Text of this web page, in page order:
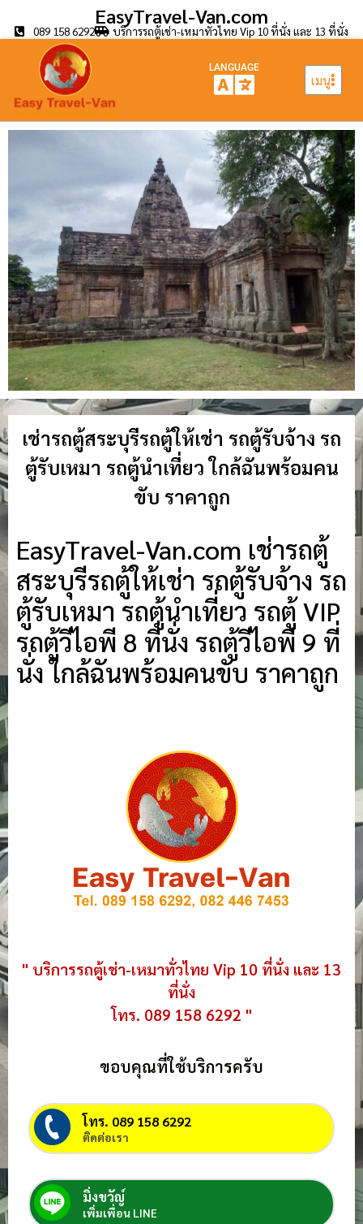
EasyTravel-Van.com
089 158 6292 บริการรถตู้เช่า-เหมาทั่วไทย Vip 10 ที่นั่ง และ 13 ที่นั่ง
เมนู
LANGUAGE
เช่ารถตู้สระบุรีรถตู้ให้เช่า รถตู้รับจ้าง รถ
ตู้รับเหมา รถตู้นำเที่ยว ใกล้ฉันพร้อมคน
ขับ ราคาถูก
EasyTravel-Van.com เช่ารถตู้
สระบุรีรถตู้ให้เช่า รถตู้รับจ้าง รถ
ตู้รับเหมา รถตู้นำเที่ยว รถตู้ VIP
รถตู้วีไอพี 8 ที่นั่ง รถตู้วีไอพี 9 ที่
นั่ง ใกล้ฉันพร้อมคนขับ ราคาถูก
" บริการรถตู้เช่า-เหมาทั่วไทย Vip 10 ที่นั่ง และ 13
ที่นั่ง
โทร. 089 158 6292 "
ขอบคุณที่ใช้บริการครับ
โทร. 089 158 6292
ติดต่อเรา
มิ่งขวัญ์
เพิ่มเพื่อน LINE